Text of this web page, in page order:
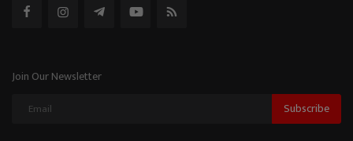
Join Our Newsletter
Subscribe